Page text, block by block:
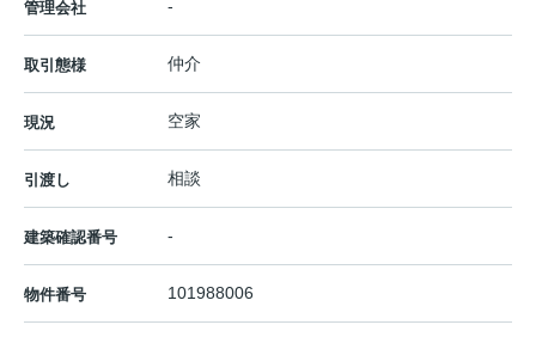
管理会社 -
取引態様 仲介
現況 空家
引渡し 相談
建築確認番号 -
物件番号 101988006